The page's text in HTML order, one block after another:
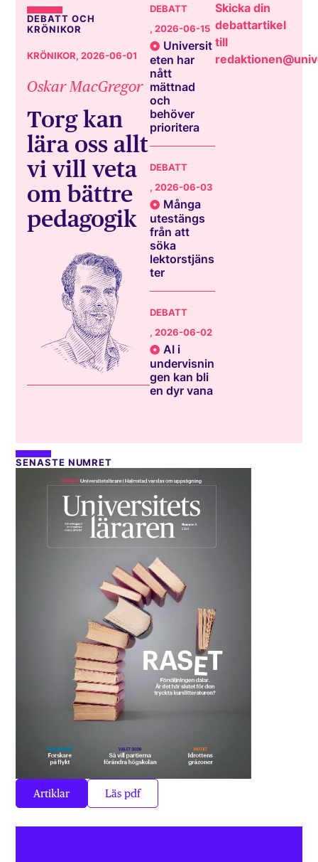
DEBATT OCH
KRÖNIKOR
KRÖNIKOR, 2026-06-01
Oskar MacGregor
Torg kan
lära oss allt
vi vill veta
om bättre
pedagogik
DEBATT
, 2026-06-15
Universit
eten har
nått
mättnad
och
behöver
prioritera
DEBATT
, 2026-06-03
Många
utestängs
från att
söka
lektorstjäns
ter
DEBATT
, 2026-06-02
AI i
undervisnin
gen kan bli
en dyr vana
Skicka din
debattartikel
till
SENASTE NUMRET
Artiklar Läs pdf